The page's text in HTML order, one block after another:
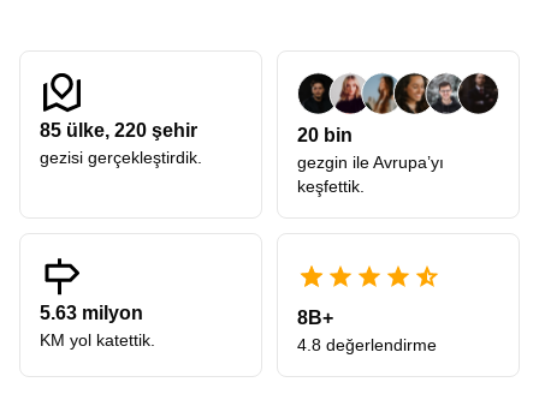
85 ülke, 220 şehir
gezisi gerçekleştirdik.
20 bin
gezgin ile Avrupa’yı
keşfettik.
5.63 milyon
KM yol katettik.
8B+
4.8 değerlendirme